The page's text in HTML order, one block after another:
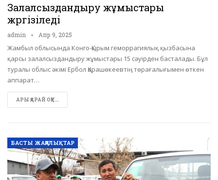
Залалсыздандыру жұмыстары
жүргізіледі
admin Апр 9, 2025
Жамбыл облысында Конго-Қырым геморрагиялық қызбасына
қарсы залалсыздандыру жұмыстары 15 сәуірден басталады. Бұл
туралы облыс әкімі Ербол Қарашөкеевтің төрағалығымен өткен
аппарат…
АРЫ ҚАРАЙ ОҚУ...
БАСТЫ ЖАҢАЛЫҚТАР